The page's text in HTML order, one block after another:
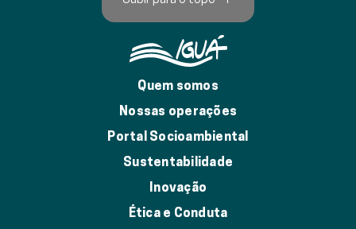
Quem somos
Nossas operações
Portal Socioambiental
Sustentabilidade
Inovação
Ética e Conduta